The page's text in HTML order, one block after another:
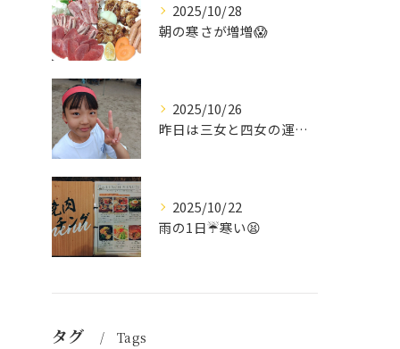
2025/10/28
朝の寒さが増増😱
2025/10/26
昨日は三女と四女の運動会🥰
2025/10/22
雨の1日☔寒い😫
タグ Tags